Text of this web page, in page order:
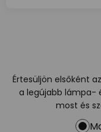
Értesüljön elsőként
a legújabb lámpa-
most és